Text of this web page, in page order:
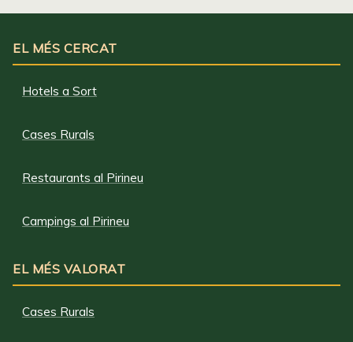
EL MÉS CERCAT
Hotels a Sort
Cases Rurals
Restaurants al Pirineu
Campings al Pirineu
EL MÉS VALORAT
Cases Rurals